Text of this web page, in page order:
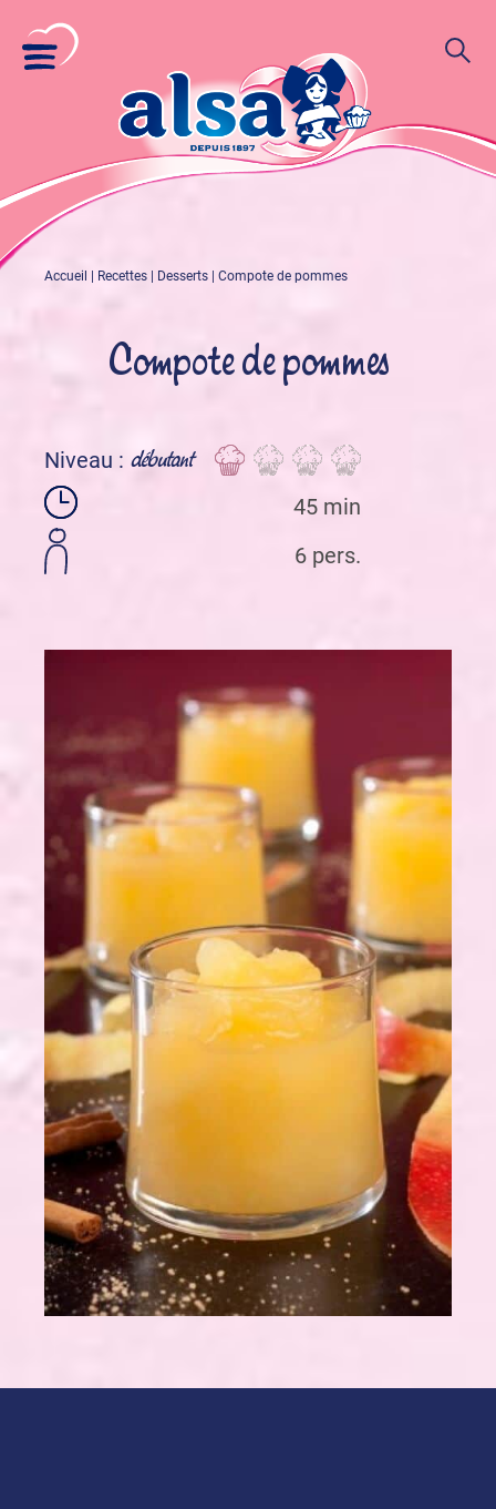
Accueil Recettes Desserts Compote de pommes
Compote de pommes
Niveau : débutant
45 min
6 pers.